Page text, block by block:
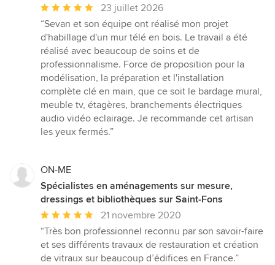
Note
moyenne
:
5
étoiles
sur
5
23 juillet 2026
“Sevan et son équipe ont réalisé mon projet
d'habillage d'un mur télé en bois. Le travail a été
réalisé avec beaucoup de soins et de
professionnalisme. Force de proposition pour la
modélisation, la préparation et l'installation
complète clé en main, que ce soit le bardage mural,
meuble tv, étagères, branchements électriques
audio vidéo eclairage. Je recommande cet artisan
les yeux fermés.”
ON-ME
Spécialistes en aménagements sur mesure,
dressings et bibliothèques sur Saint-Fons
Note
moyenne
:
5
21 novembre 2020
“Très bon professionnel reconnu par son savoir-faire
et ses différents travaux de restauration et création
de vitraux sur beaucoup d’édifices en France.”